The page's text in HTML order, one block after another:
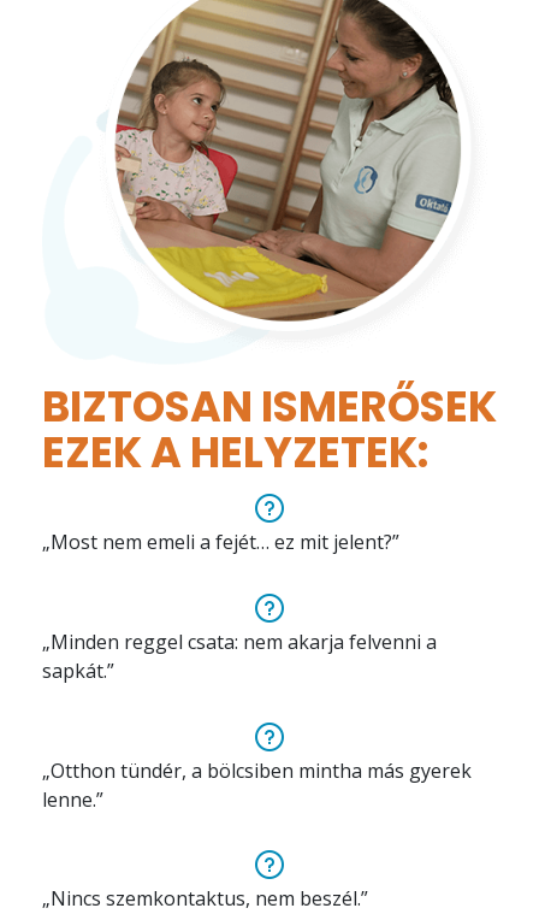
BIZTOSAN ISMERŐSEK
EZEK A HELYZETEK:
„Most nem emeli a fejét… ez mit jelent?”
„Minden reggel csata: nem akarja felvenni a
sapkát.”
„Otthon tündér, a bölcsiben mintha más gyerek
lenne.”
„Nincs szemkontaktus, nem beszél.”